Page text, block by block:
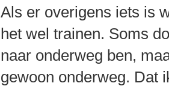
Als er overigens iets is
het wel trainen. Soms
naar onderweg ben,
gewoon onderweg. Dat